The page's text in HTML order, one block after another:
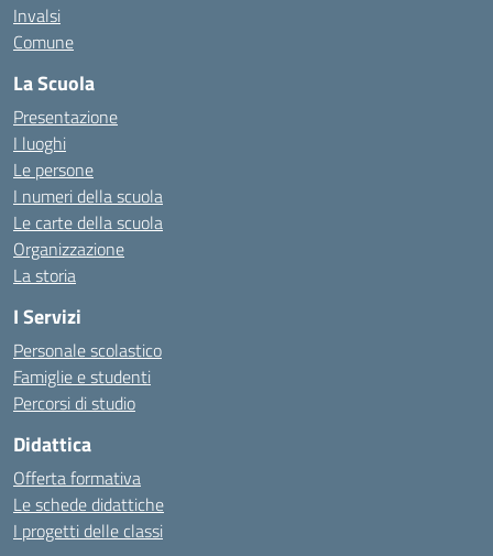
Invalsi
Comune
La Scuola
Presentazione
I luoghi
Le persone
I numeri della scuola
Le carte della scuola
Organizzazione
La storia
I Servizi
Personale scolastico
Famiglie e studenti
Percorsi di studio
Didattica
Offerta formativa
Le schede didattiche
I progetti delle classi